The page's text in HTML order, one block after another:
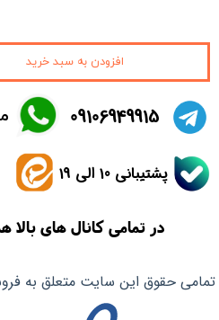
افزودن به سبد خرید
تمامی حقوق این سایت متعلق به
​09106949915
پشتیبانی 10 الی 19
در تمامی کانال های بالا